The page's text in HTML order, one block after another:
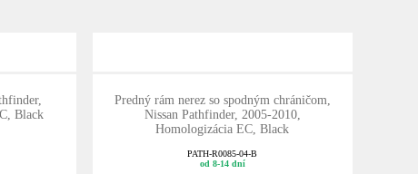
Black
Predný rám nerez so spodným chráničom,
Nissan Pathfinder, 2005-2010,
Homologizácia EC, Black
PATH-R0085-04-B
od 8-14 dní